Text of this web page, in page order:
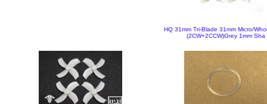
HQ 31mm Tri-Blade 31mm Micro/
(2CW+2CCW)Grey 1mm Sha